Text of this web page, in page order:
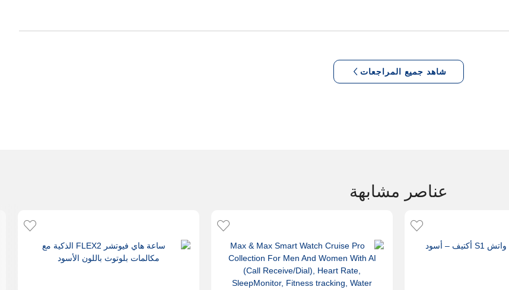
شاهد جميع المراجعات
عناصر مشابهة